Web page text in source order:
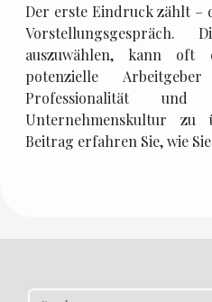
Der erste Eindruck zählt –
auszuwählen, kann oft
potenzielle
Professionalität
Unternehmenskultur zu
Beitrag erfahren Sie, wie